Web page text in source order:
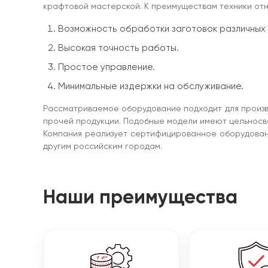
крафтовой мастерской. К преимуществам техники
Возможность обработки заготовок
Высокая точность работы.
Простое управление.
Минимальные издержки на обслуживание.
Рассматриваемое оборудование подходит для
прочей продукции. Подобные модели имеют
Компания реализует сертифицированное
другим российским городам.
Наши преимущества